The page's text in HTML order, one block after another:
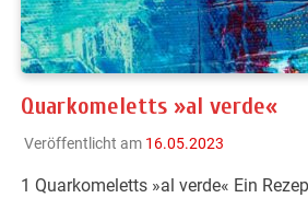
Quarkomeletts »al verde«
Veröffentlicht am 16.05.2023
1 Quarkomeletts »al verde« Ein